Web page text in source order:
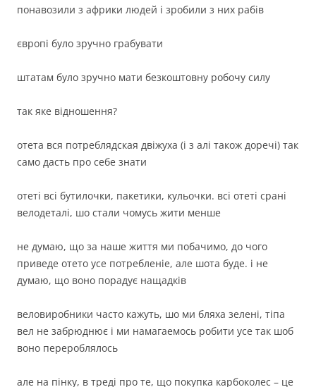
понавозили з африки людей і зробили з них рабів
європі було зручно грабувати
штатам було зручно мати безкоштовну робочу силу
так яке відношення?
отета вся потреблядская двіжуха (і з алі також доречі) так
само дасть про себе знати
отеті всі бутилочки, пакетики, кульочки. всі отеті срані
велодеталі, шо стали чомусь жити менше
не думаю, що за наше життя ми побачимо, до чого
приведе отето усе потребленіе, але шота буде. і не
думаю, що воно порадує нащадків
веловиробники часто кажуть, шо ми бляха зелені, тіпа
вел не забрюднює і ми намагаемось робити усе так шоб
воно перероблялось
але на пінку, в треді про те, що покупка карбоколес – це